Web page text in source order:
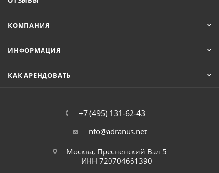
КОМПАНИЯ
ИНФОРМАЦИЯ
КАК АРЕНДОВАТЬ
+7 (495) 131-62-43
info@adranus.net
Москва, Пресненский Вал 5
ИНН 720704661390